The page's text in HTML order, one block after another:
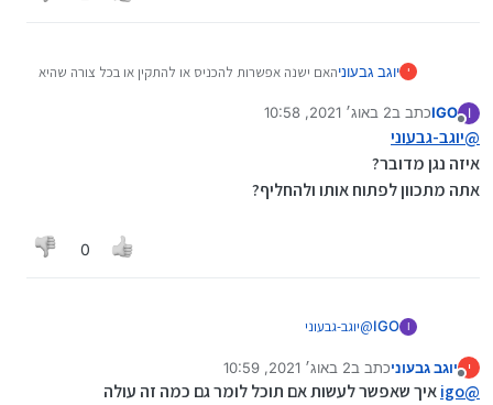
י יוגב גבעוניהאם ישנה אפשרות להכניס או להתקין או בכל צורה שהיא
כי בנגן שלי הכרטיס קול ממש לא איכותי והייתי רוצה
I
מנותק
IGOכתב ב2 באוג׳ 2021, 10:58
נערך לאחרונה על ידי
@יוגב-גבעוני
איזה נגן מדובר?
אתה מתכוון לפתוח אותו ולהחליף?
0
I
IGO
@יוגב-גבעוני
אתה מתכוון לפתוח אותו ולהחליף?
י
מנותק
יוגב גבעוניכתב ב2 באוג׳ 2021, 10:59
נערך לאחרונה על ידי
@
igoאיך שאפשר לעשות אם תוכל לומר גם כמה זה עולה